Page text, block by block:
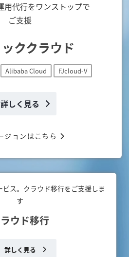
用代行をワンストップで
ご支援
ククラウド
Alibaba Cloud FJcloud-V
詳しく見る
ジョンはこちら
ス。クラウド移行をご支援しま
す
ウド移行
詳しく見る